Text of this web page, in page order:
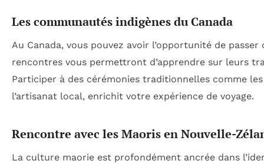
Les communautés indigènes du Canada
Au Canada, vous pouvez avoir l’opportunité de
rencontres vous permettront d’apprendre sur leurs
Participer à des cérémonies traditionnelles comme
l’artisanat local, enrichit votre expérience de voyage.
Rencontre avec les Maoris en Nouvelle-
La culture maorie est profondément ancrée dans